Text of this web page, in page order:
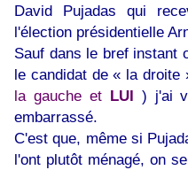
David Pujadas qui
l'élection présidentielle
Sauf dans le bref instant
le candidat de « la
la gauche et LUI ) j'ai
embarrassé.
C'est que, même si
l'ont plutôt ménagé, on